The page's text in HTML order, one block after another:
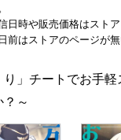
日時や販売価格はスト
前はストアのページが無
り」チートでお手
～